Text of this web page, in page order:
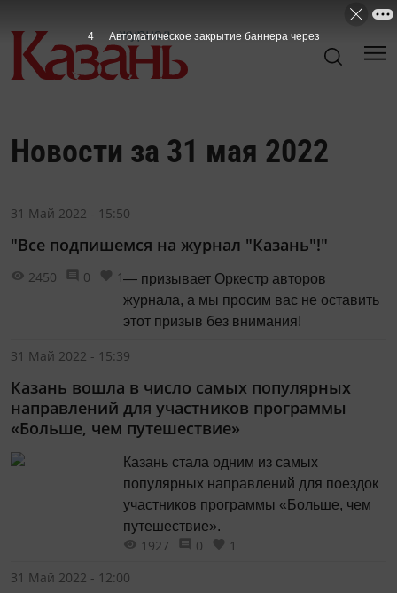
Новости за 31 мая 2022
31 Май 2022 - 15:50
"Все подпишемся на журнал "Казань"!"
— призывает Оркестр авторов
журнала, а мы просим вас не оставить
этот призыв без внимания!
2450 0 1
31 Май 2022 - 15:39
Казань вошла в число самых популярных
направлений для участников программы
«Больше, чем путешествие»
Казань стала одним из самых
популярных направлений для поездок
участников программы «Больше, чем
путешествие».
1927 0
1
31 Май 2022 - 12:00
3 Автоматическое закрытие баннера через